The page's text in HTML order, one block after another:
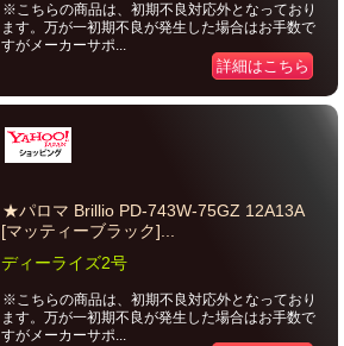
※こちらの商品は、初期不良対応外となっており
ます。万が一初期不良が発生した場合はお手数で
すがメーカーサポ...
詳細はこちら
★パロマ Brillio PD-743W-75GZ 12A13A
[マッティーブラック]...
ディーライズ2号
※こちらの商品は、初期不良対応外となっており
ます。万が一初期不良が発生した場合はお手数で
すがメーカーサポ...